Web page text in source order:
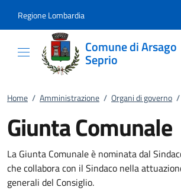
Regione Lombardia
Comune di Arsago
Seprio
Home / Amministrazione / Organi di governo /
Giunta Comunale
La Giunta Comunale è nominata dal
che collabora con il Sindaco nella
generali del Consiglio.